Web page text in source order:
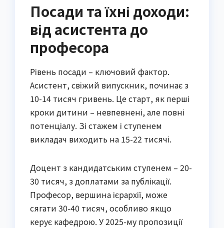
Посади та їхні доходи:
від асистента до
професора
Рівень посади – ключовий фактор.
Асистент, свіжий випускник, починає з
10-14 тисяч гривень. Це старт, як перші
кроки дитини – невпевнені, але повні
потенціалу. Зі стажем і ступенем
викладач виходить на 15-22 тисячі.
Доцент з кандидатським ступенем – 20-
30 тисяч, з доплатами за публікації.
Професор, вершина ієрархії, може
сягати 30-40 тисяч, особливо якщо
керує кафедрою. У 2025-му пропозиції